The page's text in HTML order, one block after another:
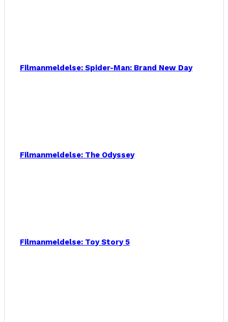
Filmanmeldelse: Spider-Man: Brand New Day
Filmanmeldelse: The Odyssey
Filmanmeldelse: Toy Story 5